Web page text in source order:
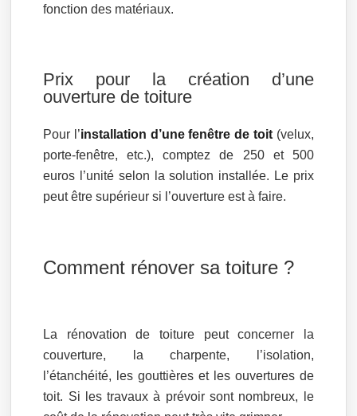
fonction des matériaux.
Prix pour la création d’une
ouverture de toiture
Pour l’installation d’une fenêtre de toit(velux,
porte-fenêtre, etc.), comptez de 250 et 500
euros l’unité selon la solution installée. Le prix
peut être supérieur si l’ouverture est à faire.
Comment rénover sa toiture ?
La rénovation de toiture peut concerner la
couverture, la charpente, l’isolation,
l’étanchéité, les gouttières et les ouvertures de
toit. Si les travaux à prévoir sont nombreux, le